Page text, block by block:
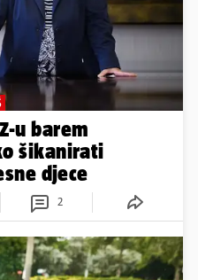
u barem
šikanirati
djece
2